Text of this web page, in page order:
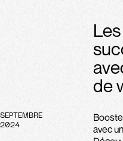
de
avec
SEPTEMBRE
2024